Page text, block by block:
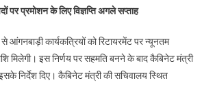
पर प्रमोशन के लिए विज्ञप्ति अगले सप्ताह
से आंगनबाड़ी कार्यकत्रियों को रिटायरमेंट पर न्यूनतम
मिलेगी। इस निर्णय पर सहमति बनने के बाद कैबिनेट मंत्री
निर्देश दिए। कैबिनेट मंत्री की सचिवालय स्थित